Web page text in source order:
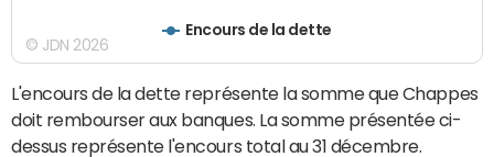
Encours de la dette
© JDN 2026
L'encours de la dette représente la somme que Chappes
doit rembourser aux banques. La somme présentée ci-
dessus représente l'encours total au 31 décembre.